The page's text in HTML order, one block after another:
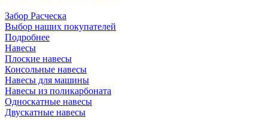
Забор Расческа
Выбор наших покупателей
Подробнее
Навесы
Плоские навесы
Консольные навесы
Навесы для машины
Навесы из поликарбоната
Односкатные навесы
Двускатные навесы